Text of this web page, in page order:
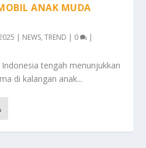
ANAK MUDA
| NEWS,TREND | 0 |
tengah menunjukkan
di kalangan anak...